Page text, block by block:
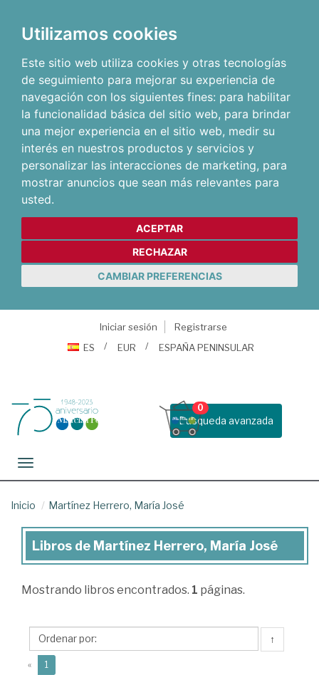
Utilizamos cookies
Este sitio web utiliza cookies y otras tecnologías
de seguimiento para mejorar su experiencia de
navegación con los siguientes fines: para habilitar
la funcionalidad básica del sitio web, para brindar
una mejor experiencia en el sitio web, medir su
interés en nuestros productos y servicios y
personalizar las interacciones de marketing, para
mostrar anuncios que sean más relevantes para
usted.
ACEPTAR
RECHAZAR
CAMBIAR PREFERENCIAS
Iniciar sesión
Registrarse
ES
EUR ESPAÑA PENINSULAR
Busqueda avanzada
0
Toggle navigation
Inicio Martínez Herrero, María José
Libros
Martínez
María
José
Libros de Martínez Herrero, María José
Mostrando libros encontrados. 1 páginas.
↑
« 1